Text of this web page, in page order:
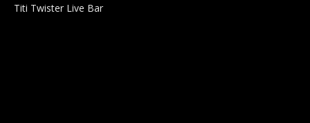
Titi Twister Live Bar